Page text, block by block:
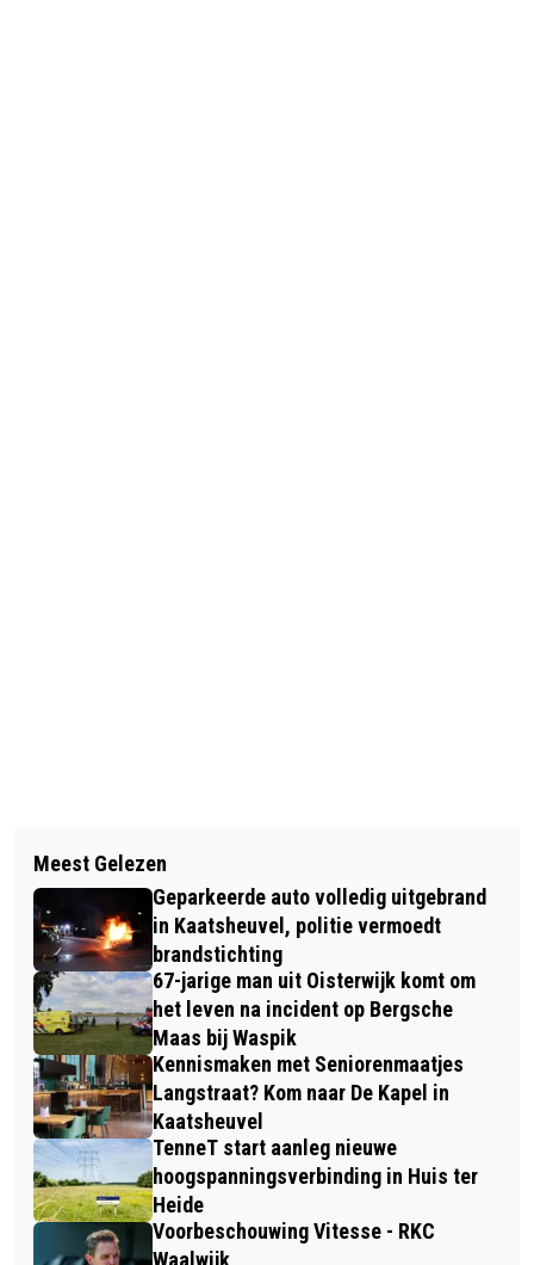
INTRODUCTIE EERSTE EFTELING-
PODCASTSERIE TER ERE VAN 74-
JARIG JUBILEUM OP 10 JUNI
LIV PAKT GOUD EN CHARMÉ
VEROVERT ZILVER TIJDENS
INDIVIDUELE MEERKAMPFINALE IN
PRINSENBEEK
Meest Gelezen
Geparkeerde auto volledig uitgebrand
in Kaatsheuvel, politie vermoedt
brandstichting
67-jarige man uit Oisterwijk komt om
het leven na incident op Bergsche
Maas bij Waspik
Kennismaken met Seniorenmaatjes
Langstraat? Kom naar De Kapel in
Kaatsheuvel
TenneT start aanleg nieuwe
hoogspanningsverbinding in Huis ter
Heide
Voorbeschouwing Vitesse - RKC
Waalwijk